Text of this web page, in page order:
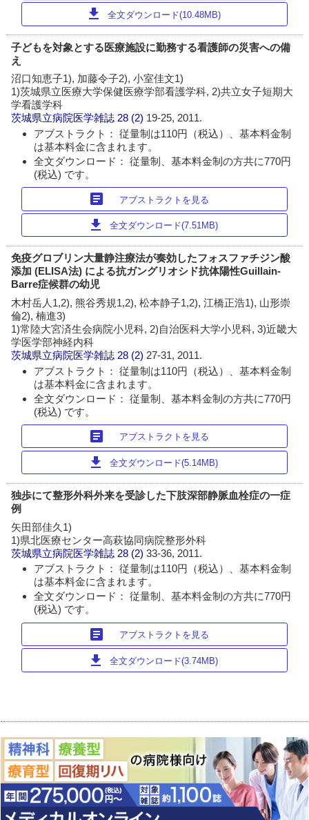
download 全文ダウンロード(10.48MB)
子どもを対象とする医療施設に勤務する看護師の災害への備
え
沼口知恵子1), 加藤令子2), 小室佳文1)
1)茨城県立医療大学保健医療学部看護学科, 2)共立女子短期大
学看護学科
茨城県立病院医学雑誌 28 (2) 19-25, 2011.
アブストラクト： 従量制は110円（税込）、基本料金制
は基本料金に含まれます。
全文ダウンロード： 従量制、基本料金制の方共に770円
(税込) です。
article アブストラクトを見る
download 全文ダウンロード(7.51MB)
免疫グロブリン大量静注療法が奏効したフォスファチジン酸
添加 (ELISA法) による抗ガングリオシド抗体陽性Guillain-
Barre症候群の幼児
木村岳人1,2), 熊谷秀規1,2), 松本静子1,2), 江橋正浩1), 山形崇
倫2), 楠進3)
1)常陸大宮済生会病院小児科, 2)自治医科大学小児科, 3)近畿大
学医学部神経内科
茨城県立病院医学雑誌 28 (2) 27-31, 2011.
アブストラクト： 従量制は110円（税込）、基本料金制
は基本料金に含まれます。
全文ダウンロード： 従量制、基本料金制の方共に770円
(税込) です。
article アブストラクトを見る
download 全文ダウンロード(5.14MB)
独歩にて整形外科外来を受診した下肢深部静脈血栓症の一症
例
矢田部佳久1)
1)県北医療センター高萩協同病院整形外科
茨城県立病院医学雑誌 28 (2)33-36, 2011.
アブストラクト： 従量制は110円（税込）、基本料金制
は基本料金に含まれます。
全文ダウンロード： 従量制、基本料金制の方共に770円
(税込) です。
article アブストラクトを見る
download 全文ダウンロード(3.74MB)